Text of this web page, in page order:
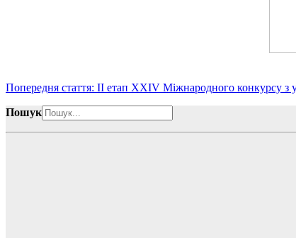
Попередня стаття: ІІ етап ХХІV Міжнародного конкурсу з
Пошук